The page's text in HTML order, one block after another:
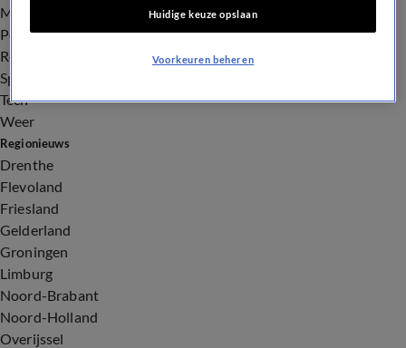
Milieu en Gezondheid
Politiek
Royalty
Sport
Tech
Weer
Regionieuws
Drenthe
Flevoland
Friesland
Gelderland
Groningen
Limburg
Noord-Brabant
Noord-Holland
Overijssel
Huidige keuze opslaan
Voorkeuren beheren